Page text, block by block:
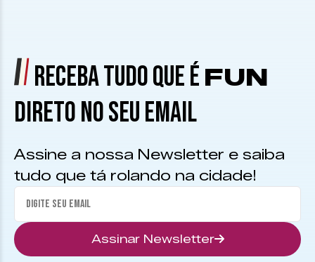
RECEBA TUDO QUE É FUN
DIRETO NO SEU EMAIL
Assine a nossa Newsletter e saiba
tudo que tá rolando na cidade!
Assinar Newsletter